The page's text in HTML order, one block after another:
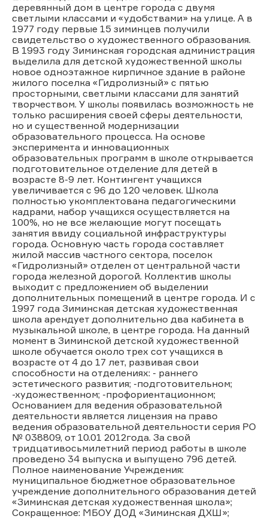
деревянный дом в центре города с двумя
светлыми классами и «удобствами» на улице. А в
1977 году первые 15 зиминцев получили
свидетельство о художественного образования.
В 1993 году Зиминская городская администрация
выделила для детской художественной школы
новое одноэтажное кирпичное здание в районе
жилого поселка «Гидролизный» с пятью
просторными, светлыми классами для занятий
творчеством. У школы появилась возможность не
только расширения своей сферы деятельности,
но и существенной модернизации
образовательного процесса. На основе
эксперимента и инновационных
образовательных программ в школе открывается
подготовительное отделение для детей в
возрасте 8-9 лет. Контингент учащихся
увеличивается с 96 до 120 человек. Школа
полностью укомплектована педагогическими
кадрами, набор учащихся осуществляется на
100%, но не все желающие могут посещать
занятия ввиду социальной инфраструктуры
города. Основную часть города составляет
жилой массив частного сектора, поселок
«Гидролизный» отделен от центральной части
города железной дорогой. Коллектив школы
выходит с предложением об выделении
дополнительных помещений в центре города. И с
1997 года Зиминская детская художественная
школа арендует дополнительно два кабинета в
музыкальной школе, в центре города. На данный
момент в Зиминской детской художественной
школе обучается около трех сот учащихся в
возрасте от 4 до 17 лет, развивая свои
способности на отделениях: - раннего
эстетического развития; -подготовительном;
-художественном; -профориентационном;
Основанием для ведения образовательной
деятельности является лицензия на право
ведения образовательной деятельности серия РО
№ 038809, от 10.01 2012года. За свой
тридцативосьмилетний период работы в школе
проведено 34 выпуска и выпущено 796 детей.
Полное наименование Учреждения:
муниципальное бюджетное образовательное
учреждение дополнительного образования детей
«Зиминская детская художественная школа»;
Сокращенное: МБОУ ДОД «Зиминская ДХШ»;